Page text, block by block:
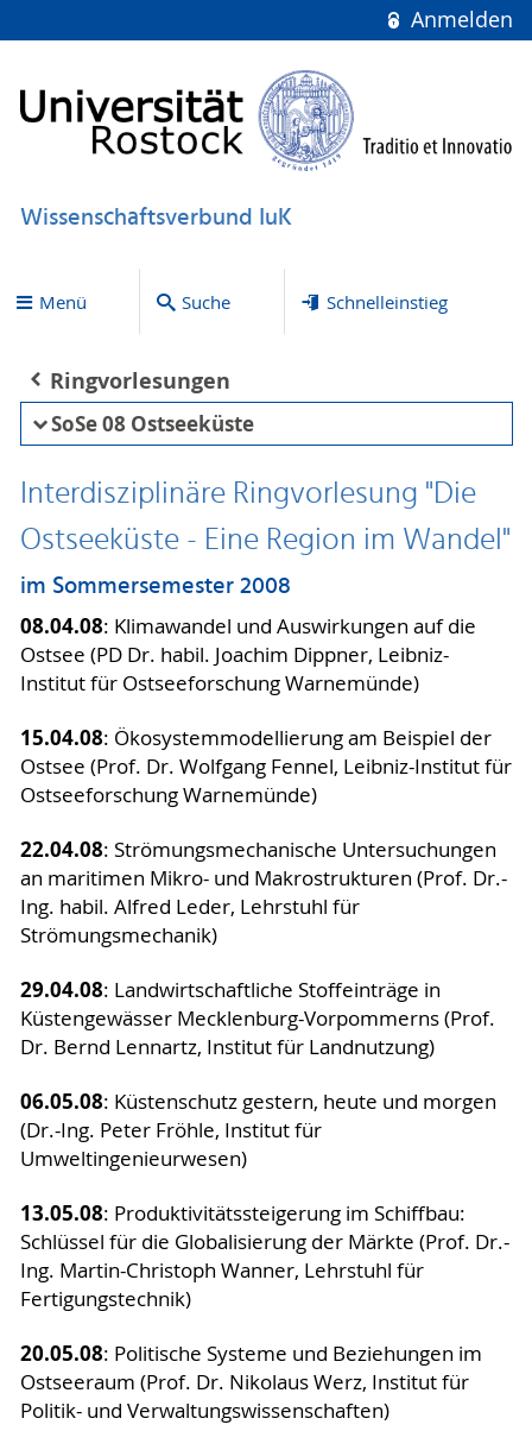
Anmelden
Wissenschaftsverbund IuK
Menü Suche Schnelleinstieg
Ringvorlesungen
SoSe 08 Ostseeküste
Interdisziplinäre Ringvorlesung "Die
Ostseeküste - Eine Region im Wandel"
im Sommersemester 2008
08.04.08: Klimawandel und Auswirkungen auf die
Ostsee (PD Dr. habil. Joachim Dippner, Leibniz-
Institut für Ostseeforschung Warnemünde)
15.04.08: Ökosystemmodellierung am Beispiel der
Ostsee (Prof. Dr. Wolfgang Fennel, Leibniz-Institut für
Ostseeforschung Warnemünde)
22.04.08: Strömungsmechanische Untersuchungen
an maritimen Mikro- und Makrostrukturen (Prof. Dr.-
Ing. habil. Alfred Leder, Lehrstuhl für
Strömungsmechanik)
29.04.08: Landwirtschaftliche Stoffeinträge in
Küstengewässer Mecklenburg-Vorpommerns (Prof.
Dr. Bernd Lennartz, Institut für Landnutzung)
06.05.08: Küstenschutz gestern, heute und morgen
(Dr.-Ing. Peter Fröhle, Institut für
Umweltingenieurwesen)
13.05.08: Produktivitätssteigerung im Schiffbau:
Schlüssel für die Globalisierung der Märkte (Prof. Dr.-
Ing. Martin-Christoph Wanner, Lehrstuhl für
Fertigungstechnik)
20.05.08: Politische Systeme und Beziehungen im
Ostseeraum (Prof. Dr. Nikolaus Werz, Institut für
Politik- und Verwaltungswissenschaften)